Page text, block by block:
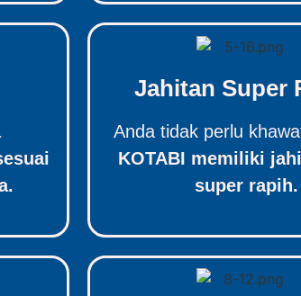
Jahitan Super
Anda tidak perlu
KOTABI memiliki
super rapih.